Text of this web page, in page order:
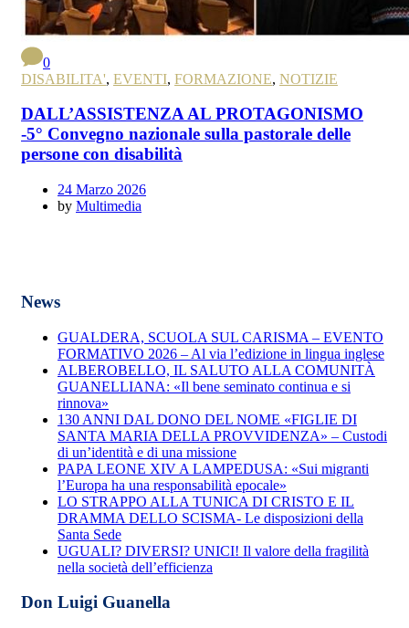
0
DISABILITA', EVENTI, FORMAZIONE, NOTIZIE
DALL’ASSISTENZA AL PROTAGONISMO
-5° Convegno nazionale sulla pastorale delle
persone con disabilità
24 Marzo 2026
by Multimedia
News
GUALDERA, SCUOLA SUL CARISMA – EVENTO
FORMATIVO 2026 – Al via l’edizione in lingua inglese
ALBEROBELLO, IL SALUTO ALLA COMUNITÀ
GUANELLIANA: «Il bene seminato continua e si
rinnova»
130 ANNI DAL DONO DEL NOME «FIGLIE DI
SANTA MARIA DELLA PROVVIDENZA» – Custodi
di un’identità e di una missione
PAPA LEONE XIV A LAMPEDUSA: «Sui migranti
l’Europa ha una responsabilità epocale»
LO STRAPPO ALLA TUNICA DI CRISTO E IL
DRAMMA DELLO SCISMA- Le disposizioni della
Santa Sede
UGUALI? DIVERSI? UNICI! Il valore della fragilità
nella società dell’efficienza
Don Luigi Guanella